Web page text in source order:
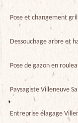
Pose et changement
Dessouchage arbre et
Pose de gazon en
Paysagiste Villeneuve
Entreprise élagage